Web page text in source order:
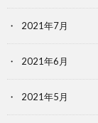
2021年7月
2021年6月
2021年5月